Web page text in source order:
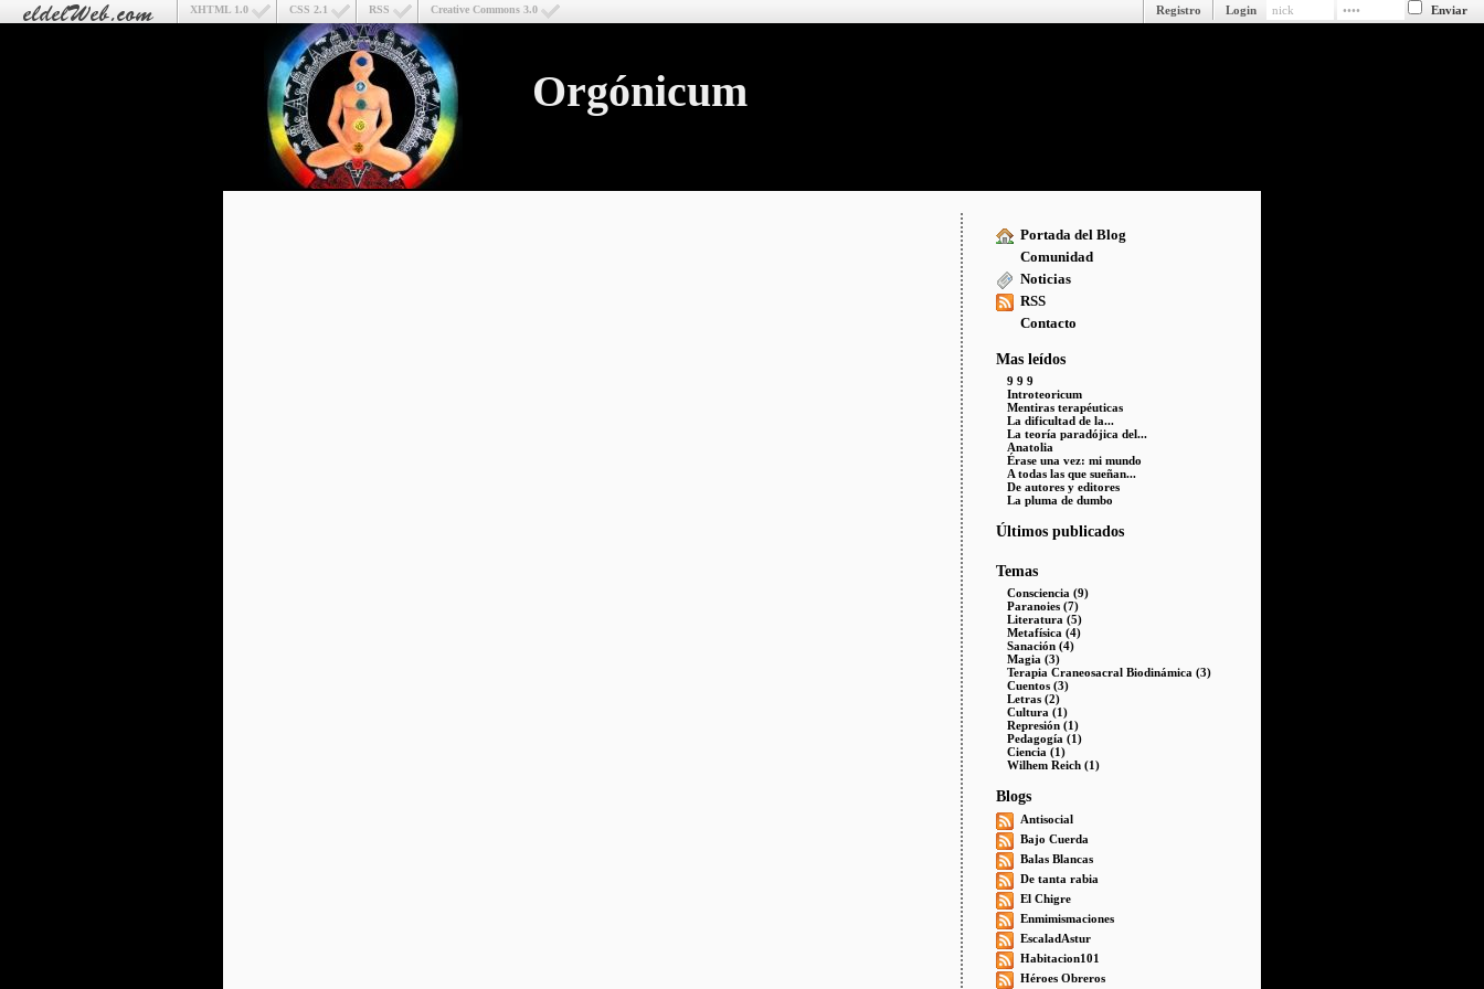
Creative Commons 3.0
RSS
CSS 2.1
XHTML 1.0 Login
Registro
Orgónicum
Portada del Blog
Comunidad
Noticias
RSS
Contacto
Mas leídos
9 9 9
Introteoricum
Mentiras terapéuticas
La dificultad de la...
La teoría paradójica del...
Anatolia
Érase una vez: mi mundo
A todas las que sueñan...
De autores y editores
La pluma de dumbo
Últimos publicados
Temas
Consciencia (9)
Paranoies (7)
Literatura (5)
Metafísica (4)
Sanación (4)
Magia (3)
Terapia Craneosacral Biodinámica (3)
Cuentos (3)
Letras (2)
Cultura (1)
Represión (1)
Pedagogía (1)
Ciencia (1)
Wilhem Reich (1)
Blogs
Antisocial
Bajo Cuerda
Balas Blancas
De tanta rabia
El Chigre
Enmimismaciones
EscaladAstur
Habitacion101
Héroes Obreros